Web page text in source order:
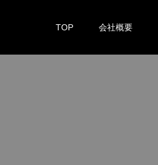
TOP 会社概要